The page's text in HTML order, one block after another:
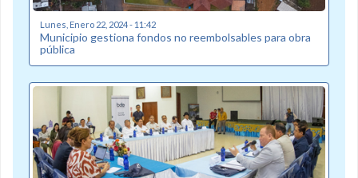
Lunes, Enero 22, 2024 - 11:42
Municipio gestiona fondos no reembolsables para obra
pública